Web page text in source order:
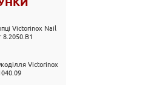
Victorinox Nail
8.2050.B1
Victorinox